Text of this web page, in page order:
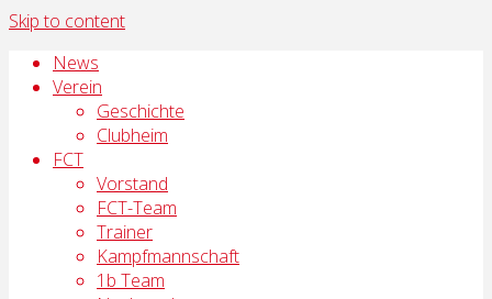
Skip to content
News
Verein
Geschichte
Clubheim
FCT
Vorstand
FCT-Team
Trainer
Kampfmannschaft
1b Team